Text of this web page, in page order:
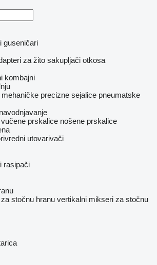
guseničari
za žito sakupljači otkosa
kombajni
mehaničke precizne sejalice pneumatske
vučene prskalice nošene prskalice
utovarivači
rasipači
stočnu hranu vertikalni mikseri za stočnu